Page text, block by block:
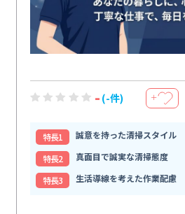
- (-件) ＋
特⻑1
誠意を持った清掃スタイル
特⻑2
真面目で誠実な清掃態度
特⻑3
生活導線を考えた作業配慮